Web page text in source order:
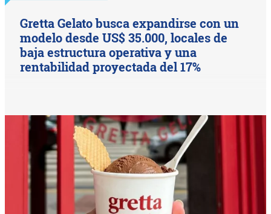
Gretta Gelato busca expandirse con un
modelo desde US$ 35.000, locales de
baja estructura operativa y una
rentabilidad proyectada del 17%